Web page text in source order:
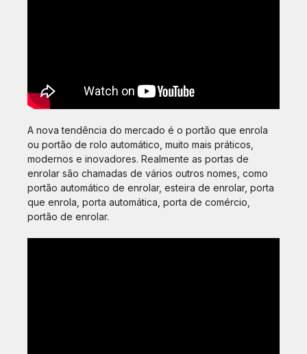
A nova tendência do mercado é o portão que enrola
ou portão de rolo automático, muito mais práticos,
modernos e inovadores. Realmente as portas de
enrolar são chamadas de vários outros nomes, como
portão automático de enrolar, esteira de enrolar, porta
que enrola, porta automática, porta de comércio,
portão de enrolar.